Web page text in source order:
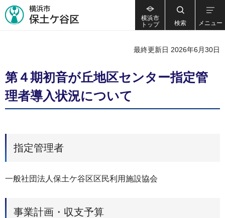
横浜市
トップ
検索 メニュー
最終更新日 2026年6月30日
第４期初音が丘地区センター指定管
理者導入状況について
指定管理者
一般社団法人保土ケ谷区区民利用施設協会
事業計画・収支予算